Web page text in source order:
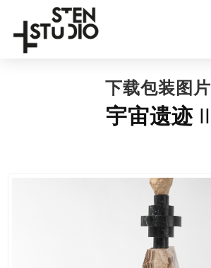
下载包装图片
宇宙遗迹 II